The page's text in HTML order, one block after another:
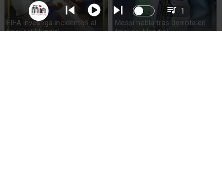
FIFA investiga incidentes al
final del Mundial
Messi habla tras derrota en
final del Mundial
1